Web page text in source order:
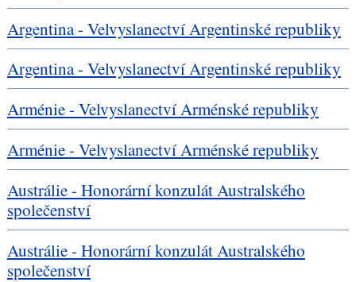
Argentina - Velvyslanectví Argentinské republiky
Argentina - Velvyslanectví Argentinské republiky
Arménie - Velvyslanectví Arménské republiky
Arménie - Velvyslanectví Arménské republiky
Austrálie - Honorární konzulát Australského
společenství
Austrálie - Honorární konzulát Australského
společenství